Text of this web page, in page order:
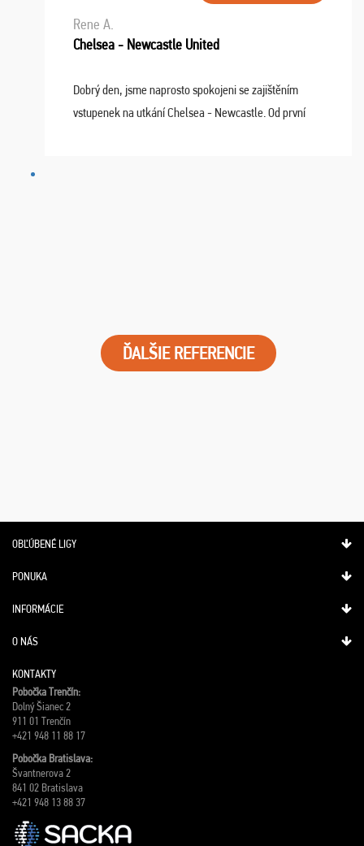
Rene A.
Chelsea - Newcastle United
Dobrý den, jsme naprosto spokojeni se zajištěním
vstupenek na utkání Chelsea - Newcastle. Od první
ĎALŠIE REFERENCIE
OBĽÚBENÉ LIGY
PONUKA
INFORMÁCIE
O NÁS
KONTAKTY
Pobočka Trenčín:
Dolný Šianec 2
911 01 Trenčín
+421 948 11 88 17
Pobočka Bratislava:
Švantnerova 2
841 02 Bratislava
+421 948 13 88 37